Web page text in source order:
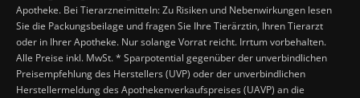
Apotheke. Bei Tierarzneimitteln: Zu Risiken und Nebenwirkungen lesen
Sie die Packungsbeilage und fragen Sie Ihre Tierärztin, Ihren Tierarzt
oder in Ihrer Apotheke. Nur solange Vorrat reicht. Irrtum vorbehalten.
Alle Preise inkl. MwSt. * Sparpotential gegenüber der unverbindlichen
Preisempfehlung des Herstellers (UVP) oder der unverbindlichen
Herstellermeldung des Apothekenverkaufspreises (UAVP) an die